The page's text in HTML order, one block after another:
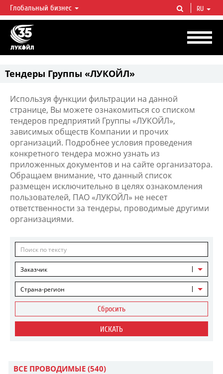
ЛУКОЙЛ СЕГОДНЯ
ЛУКОЙЛ — одна из крупнейших вертикально интегрированных
нефтегазовых компаний в мире, на долю которой приходится более 2%
мировой добычи нефти и около 1% доказанных запасов углеводородов.
Глобальный бизнес RU
Тендеры Группы «ЛУКОЙЛ»
Используя функции фильтрации на данной
странице, Вы можете ознакомиться со списком
тендеров предприятий Группы «ЛУКОЙЛ»,
зависимых обществ Компании и прочих
организаций. Подробнее условия проведения
конкретного тендера можно узнать из
приложенных документов и на сайте организатора.
Обращаем внимание, что данный список
размещен исключительно в целях ознакомления
пользователей, ПАО «ЛУКОЙЛ» не несет
ответственности за тендеры, проводимые другими
организациями.
Заказчик
Страна-регион
Сбросить
ИСКАТЬ
ВСЕ ПРОВОДИМЫЕ (540)